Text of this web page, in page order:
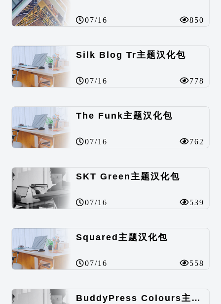
07/16 850
Silk Blog Tr主题汉化包
07/16 778
The Funk主题汉化包
07/16 762
SKT Green主题汉化包
07/16 539
Squared主题汉化包
07/16 558
BuddyPress Colours主题汉化包